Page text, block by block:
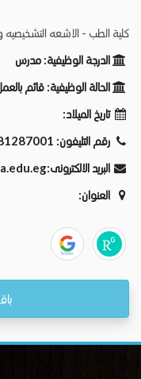
كلية الطب - الاشعه التشخيصيه
الدرجة الوظيفية: مدرس
الحالة الوظيفية: قائم
تاريخ الميلاد:
رقم التليفون:
البريد الالكترونى:
العنوان: